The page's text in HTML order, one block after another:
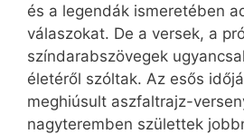
és a legendák ismeretében
válaszokat. De a versek, a
színdarabszövegek
életéről szóltak. Az esős
meghiúsult aszfaltrajz-
nagyteremben születtek